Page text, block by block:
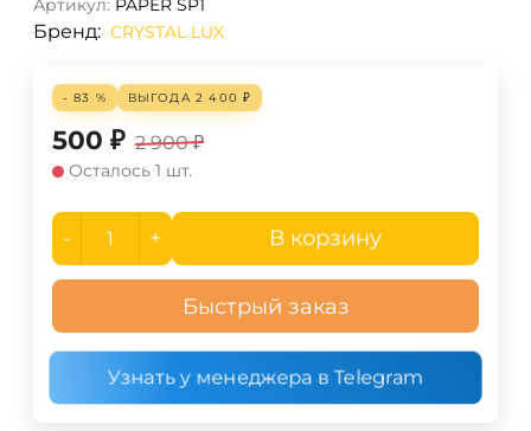
Артикул: PAPER SP1
Бренд: CRYSTAL LUX
- 83 % ВЫГОДА 2 400 ₽
500 ₽ 2 900 ₽
Осталось 1 шт.
- + В корзину
Быстрый заказ
Узнать у менеджера в Telegram